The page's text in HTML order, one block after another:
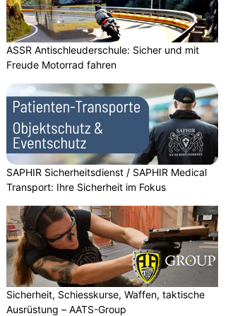
ASSR Antischleuderschule: Sicher und mit
Freude Motorrad fahren
SAPHIR Sicherheitsdienst / SAPHIR Medical
Transport: Ihre Sicherheit im Fokus
Sicherheit, Schiesskurse, Waffen, taktische
Ausrüstung – AATS-Group